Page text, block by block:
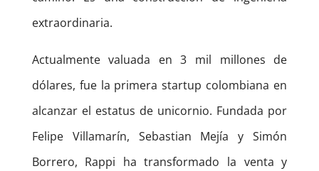
extraordinaria.
Actualmente valuada en 3 mil millones de
dólares, fue la primera startup colombiana en
alcanzar el estatus de unicornio. Fundada por
Felipe Villamarín, Sebastian Mejía y Simón
Borrero, Rappi ha transformado la venta y